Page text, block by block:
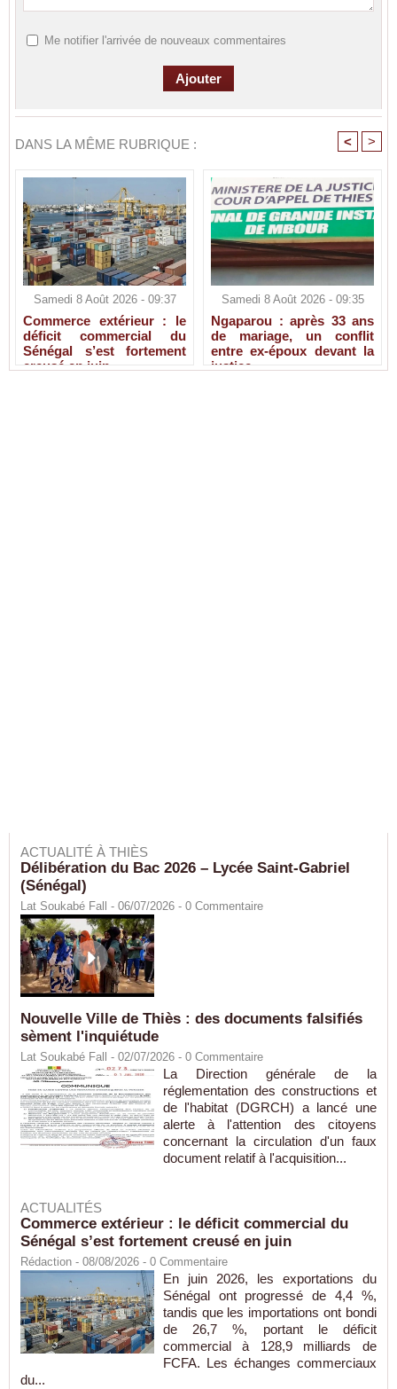
Me notifier l'arrivée de nouveaux commentaires
DANS LA MÊME RUBRIQUE : < >
Samedi 8 Août 2026 - 09:37
Commerce extérieur : le
déficit commercial du
Sénégal s’est fortement
creusé en juin
Samedi 8 Août 2026 - 09:35
Ngaparou : après 33 ans
de mariage, un conflit
entre ex-époux devant la
justice
ACTUALITÉ À THIÈS
Délibération du Bac 2026 – Lycée Saint-Gabriel
(Sénégal)
Lat Soukabé Fall - 06/07/2026 - 0 Commentaire
Nouvelle Ville de Thiès : des documents falsifiés
sèment l'inquiétude
Lat Soukabé Fall - 02/07/2026 - 0 Commentaire
La Direction générale de la
réglementation des constructions et
de l'habitat (DGRCH) a lancé une
alerte à l'attention des citoyens
concernant la circulation d'un faux
document relatif à l'acquisition...
ACTUALITÉS
Commerce extérieur : le déficit commercial du
Sénégal s’est fortement creusé en juin
Rédaction - 08/08/2026 - 0 Commentaire
En juin 2026, les exportations du
Sénégal ont progressé de 4,4 %,
tandis que les importations ont bondi
de 26,7 %, portant le déficit
commercial à 128,9 milliards de
FCFA. Les échanges commerciaux
du...